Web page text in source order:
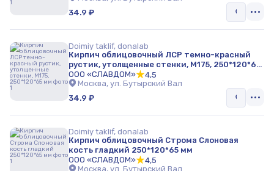
34.9 ₽
Doimiy taklif, donalab
Кирпич облицовочный ЛСР темно-красный
рустик, утолщенные стенки, М175, 250*120*65
мм
ООО «СЛАВДОМ»
4,5
Москва, ул. Бутырский Вал
34.9 ₽
Doimiy taklif, donalab
Кирпич облицовочный Строма Слоновая
кость гладкий 250*120*65 мм
ООО «СЛАВДОМ»
4,5
Москва, ул. Бутырский Вал